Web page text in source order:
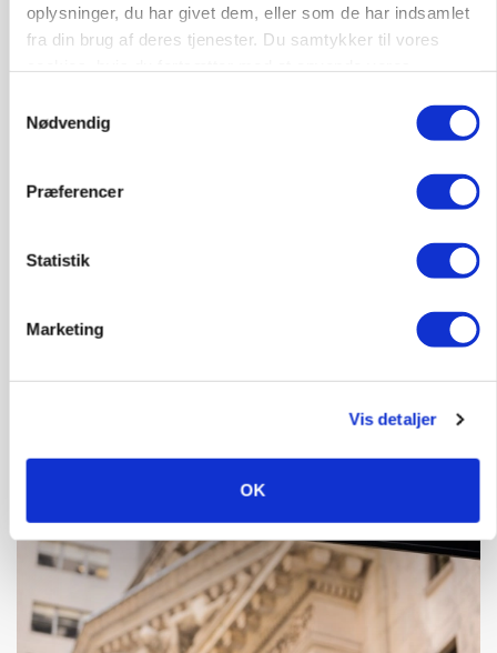
oplysninger, du har givet dem, eller som de har indsamlet
fra din brug af deres tjenester. Du samtykker til vores
Nødvendig
Præferencer
Statistik
Marketing
Vis detaljer
OK
Efter lån på 182 millioner: Sindal Biogas vil
fordoble produktionen og behandle 800.000 ton
Det er en uskik at udlægge et røgslør om